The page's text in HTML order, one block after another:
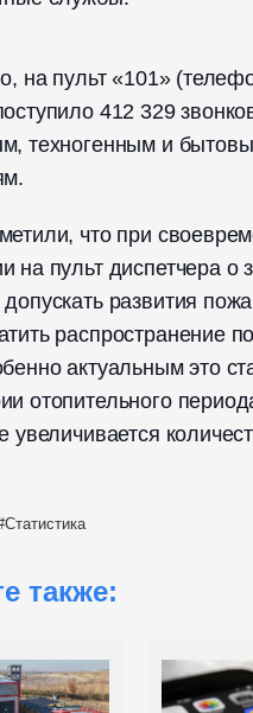
на пульт «101»
412 329
техногенным и
что при
на пульт диспетчера о
развития
распространение
актуальным это
отопительного
увеличивается
Статистика
также: